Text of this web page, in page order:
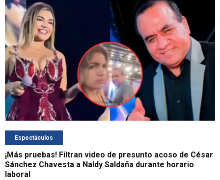
Espectáculos
¡Más pruebas! Filtran video de presunto acoso de César
Sánchez Chavesta a Naldy Saldaña durante horario
laboral